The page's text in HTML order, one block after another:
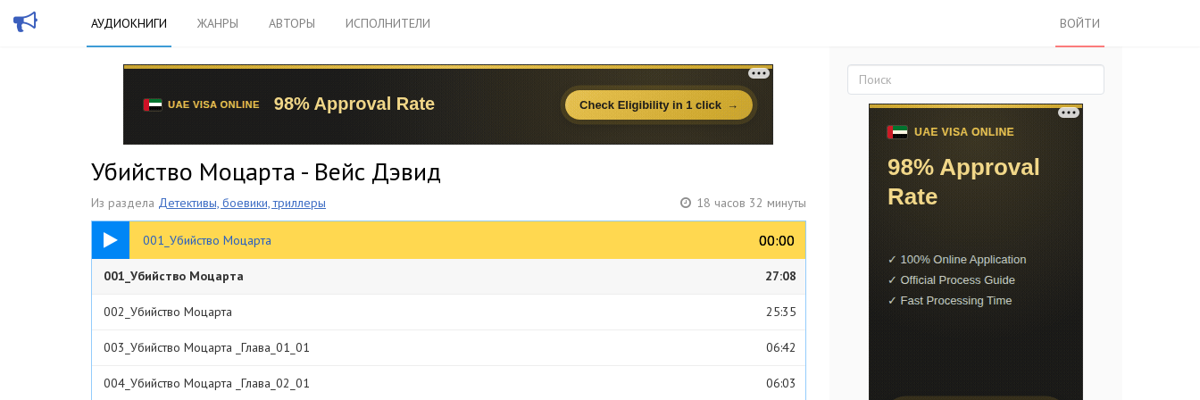
АУДИОКНИГИ ЖАНРЫ АВТОРЫ ИСПОЛНИТЕЛИ ВОЙТИ
Убийство Моцарта - Вейс Дэвид
Из раздела Детективы, боевики, триллеры 18 часов 32 минуты
001_Убийство Моцарта 00:00
00:00
27:08
001_Убийство Моцарта 27:08
002_Убийство Моцарта 25:35
003_Убийство Моцарта _Глава_01_01 06:42
004_Убийство Моцарта _Глава_02_01 06:03